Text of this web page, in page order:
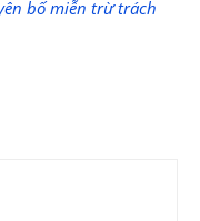
bố miễn trừ trách